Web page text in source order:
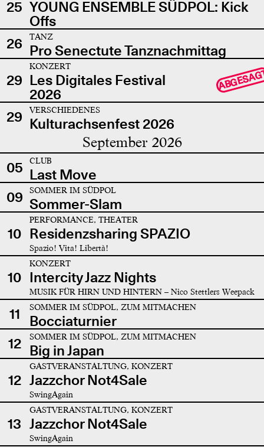
25 YOUNG ENSEMBLE SÜDPOL: Kick
Offs
26
TANZ
Pro Senectute Tanznachmittag
29
KONZERT
Les Digitales Festival
2026
29 VERSCHIEDENES
Kulturachsenfest 2026
September 2026
05 CLUB
Last Move
09
SOMMER IM SÜDPOL
Sommer-Slam
10
PERFORMANCE, THEATER
Residenzsharing SPAZIO
Spazio! Vita! Libertà!
10
KONZERT
Intercity Jazz Nights
MUSIK FÜR HIRN UND HINTERN – Nico Stettlers Weepack
11 SOMMER IM SÜDPOL, ZUM MITMACHEN
Bocciaturnier
12
SOMMER IM SÜDPOL, ZUM MITMACHEN
Big in Japan
12
GASTVERANSTALTUNG, KONZERT
Jazzchor Not4Sale
SwingAgain
13
GASTVERANSTALTUNG, KONZERT
Jazzchor Not4Sale
SwingAgain